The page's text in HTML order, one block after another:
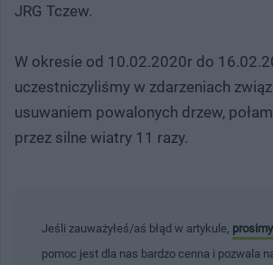
JRG Tczew.
W okresie od 10.02.2020r do
uczestniczyliśmy w zdarzeniach
usuwaniem powalonych drzew,
przez silne wiatry 11 razy.
Jeśli zauważyłeś/aś błąd w artykule,
pomoc jest dla nas bardzo cenna i pozwala